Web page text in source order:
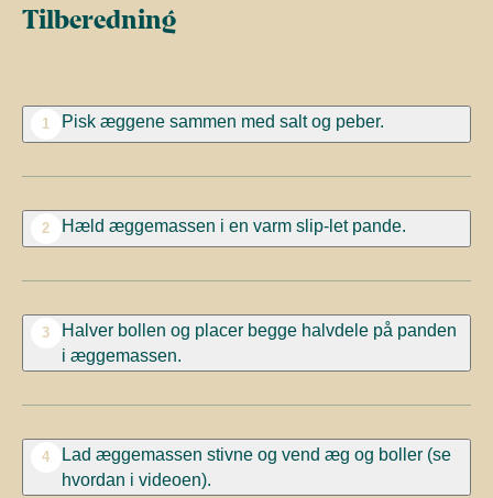
Tilberedning
1 Pisk æggene sammen med salt og peber.
2 Hæld æggemassen i en varm slip-let pande.
3
Halver bollen og placer begge halvdele på panden
i æggemassen.
4
Lad æggemassen stivne og vend æg og boller (se
hvordan i videoen).